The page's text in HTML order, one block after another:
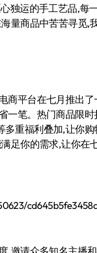
独运的手工艺品,每
量商品中苦苦寻觅,
平台在七月推出了
一笔。热门商品限
重福利叠加,让你
足你的需求,让你在